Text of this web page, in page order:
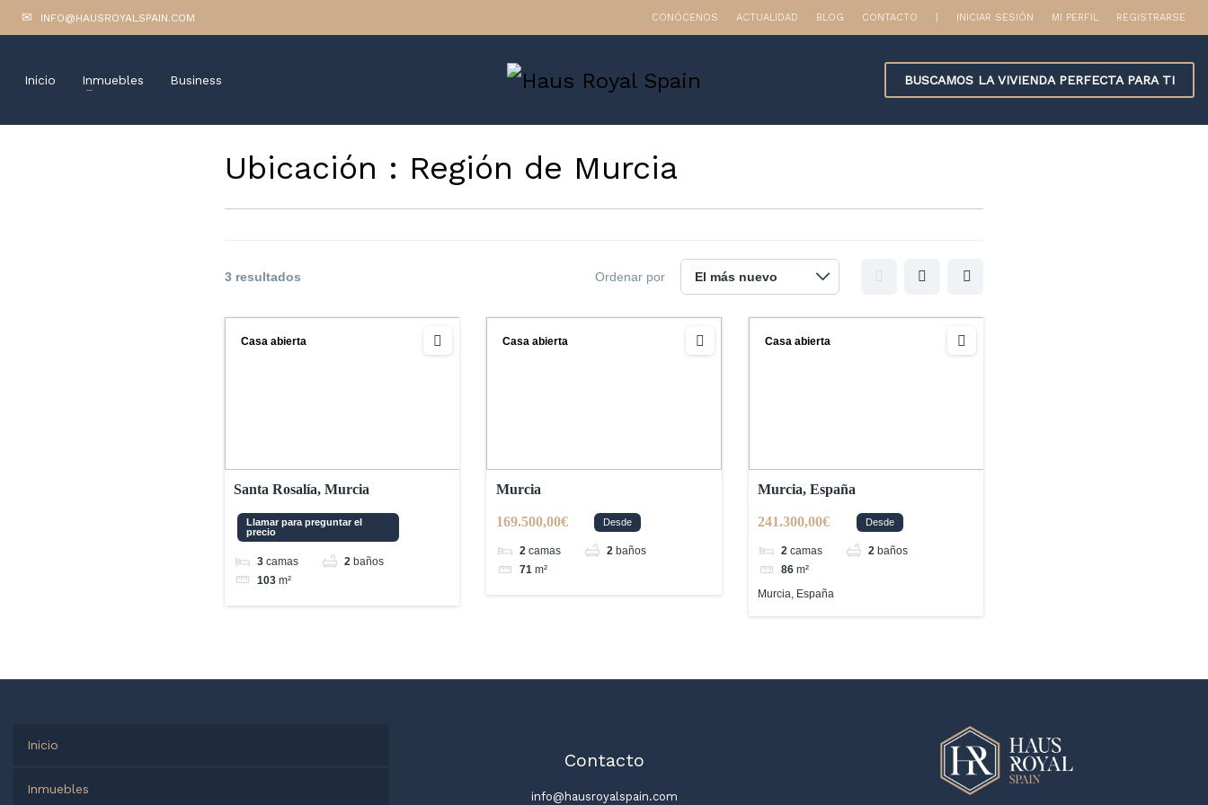
INFO@HAUSROYALSPAIN.COM CONÓCENOS ACTUALIDAD BLOG CONTACTO INICIAR SESIÓN MI PERFIL REGISTRARSE
Inicio Inmuebles Business BUSCAMOS LA VIVIENDA PERFECTA PARA TI
Ubicación : Región de Murcia
3 resultados Ordenar por
Casa abierta
Santa Rosalía, Murcia
Llamar para preguntar el
precio
3 camas 2 baños
103 m²
Casa abierta
Murcia
169.500,00€ Desde
2 camas 2 baños
71 m²
Casa abierta
Murcia, España
241.300,00€ Desde
2 camas 2 baños
86 m²
Murcia, España
Inicio
Inmuebles
Contacto
info@hausroyalspain.com